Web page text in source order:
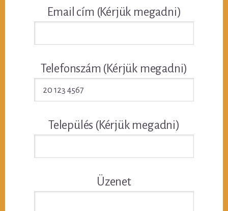
Email cím (Kérjük megadni)
Telefonszám (Kérjük megadni)
Település (Kérjük megadni)
Üzenet